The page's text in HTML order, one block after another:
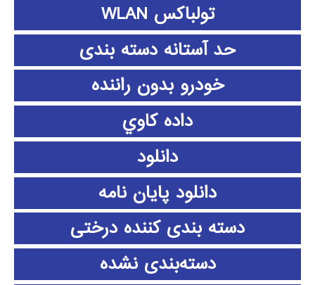
تولباکس WLAN
حد آستانه دسته بندی
خودرو بدون راننده
داده كاوي
دانلود
دانلود پايان نامه
دسته بندی کننده درختی
دسته‌بندی نشده